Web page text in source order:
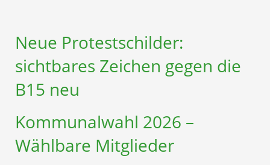
Neue Protestschilder:
sichtbares Zeichen gegen die
B15 neu
Kommunalwahl 2026 –
Wählbare Mitglieder